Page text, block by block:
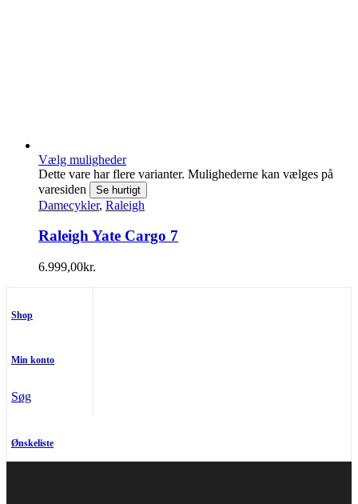
Vælg muligheder
Dette vare har flere varianter. Mulighederne kan vælges på
varesiden
Se hurtigt
Damecykler, Raleigh
Raleigh Yate Cargo 7
6.999,00kr.
Shop
Min konto
Søg
Ønskeliste